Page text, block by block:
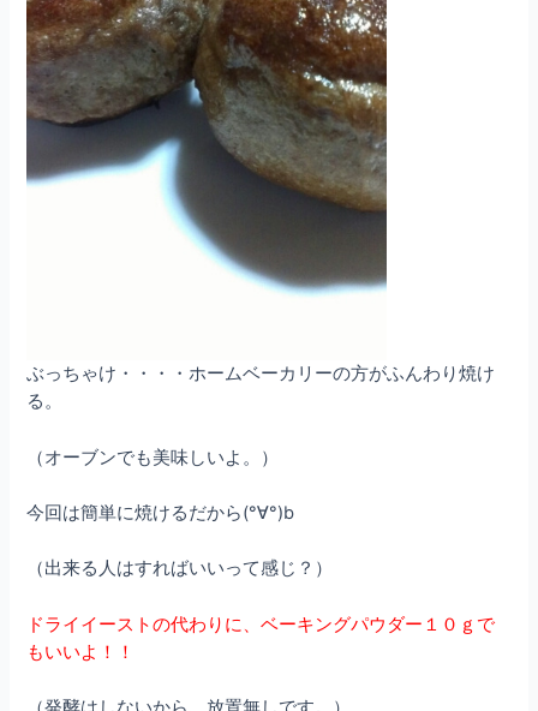
ぶっちゃけ・・・・ホームベーカリーの方がふんわり焼け
る。
（オーブンでも美味しいよ。）
今回は簡単に焼けるだから(°∀°)b
（出来る人はすればいいって感じ？）
ドライイーストの代わりに、ベーキングパウダー１０ｇで
もいいよ！！